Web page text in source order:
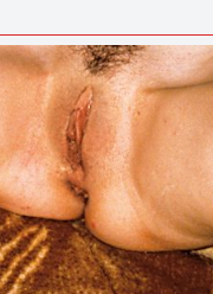
ZOBRAZIT
INZERÁT